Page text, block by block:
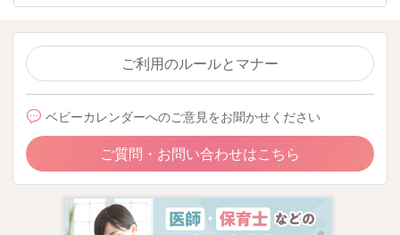
ご利用のルールとマナー
ベビーカレンダーへのご意見をお聞かせください
ご質問・お問い合わせはこちら